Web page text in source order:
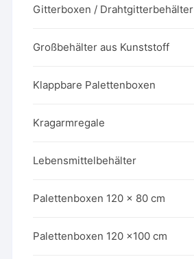
Gitterboxen / Drahtgitterbehälter
Großbehälter aus Kunststoff
Klappbare Palettenboxen
Kragarmregale
Lebensmittelbehälter
Palettenboxen 120 x 80 cm
Palettenboxen 120 x100 cm